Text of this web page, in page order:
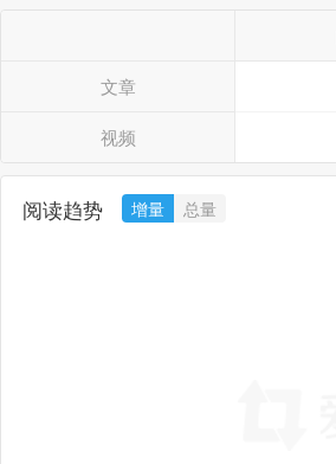
文章
视频
阅读趋势 增量 总量